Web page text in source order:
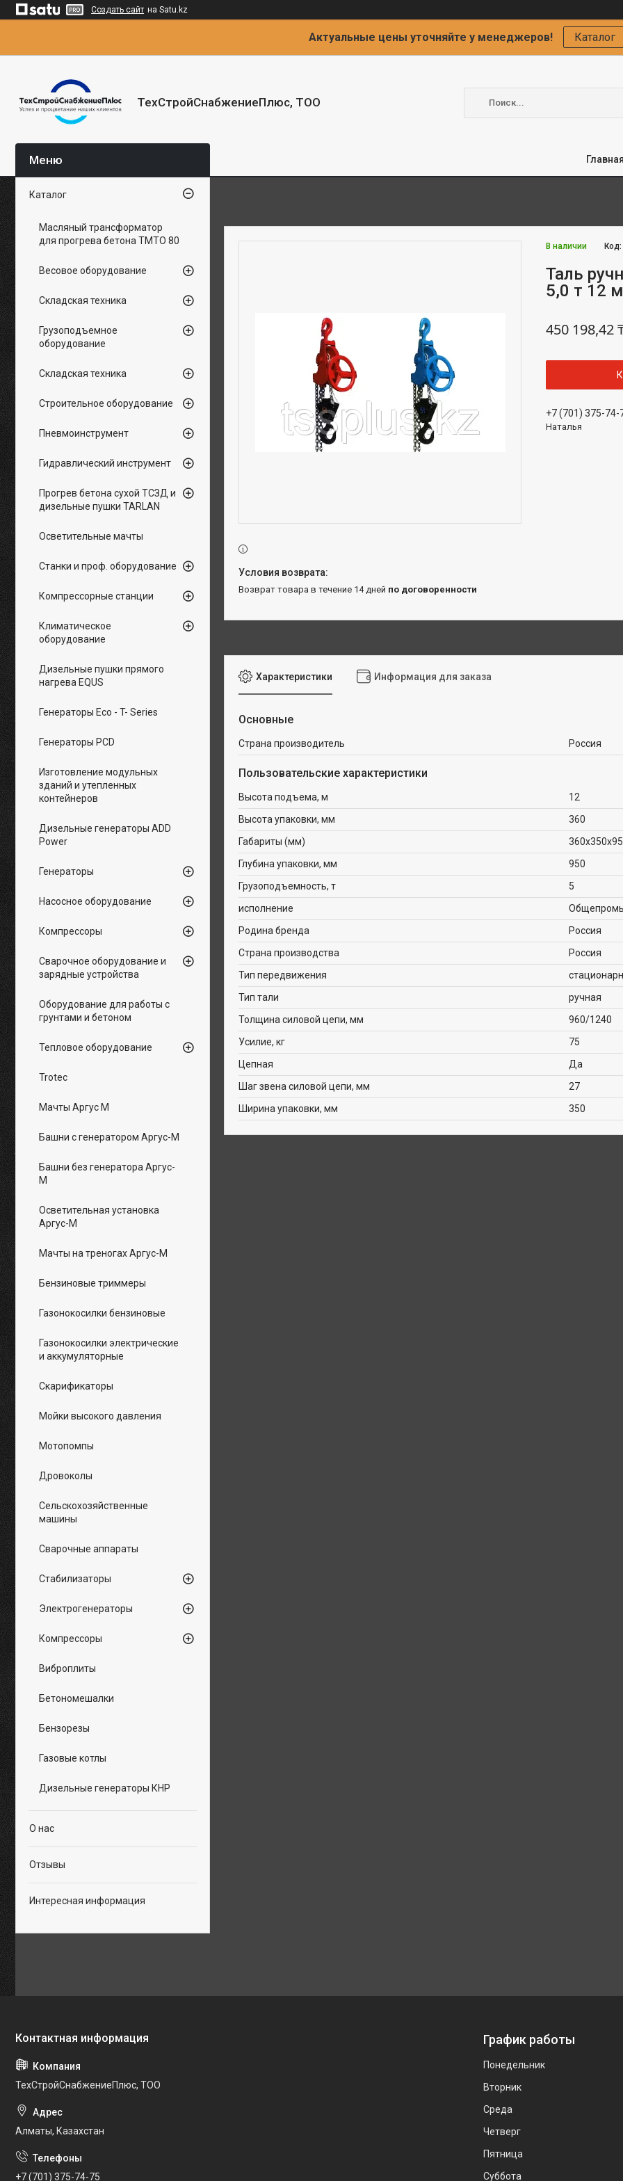
Создать сайт на Satu.kz
Актуальные цены уточняйте у менеджеров! Каталог
ТехСтройСнабжениеПлюс, ТОО
В наличии
Таль
5,0 т 12
450 198,42
+7 (701) 375-74-
Наталья
возврат товара в течение 14 дней по договоренности
Характеристики Информация для заказа
Основные
Страна производитель Россия
Пользовательские характеристики
Высота подъема, м
12
Высота упаковки, мм
360
Габариты (мм)
Глубина упаковки, мм
950
Грузоподъемность, т
5
исполнение
Родина бренда
Россия
Страна производства
Россия
Тип передвижения
Тип тали
ручная
Толщина силовой цепи, мм
960/1240
Усилие, кг
75
Цепная
Да
Шаг звена силовой цепи, мм
27
Ширина упаковки, мм
350
Каталог
Масляный трансформатор
для прогрева бетона ТМТО 80
Весовое оборудование
Складская техника
Грузоподъемное
оборудование
Складская техника
Строительное оборудование
Пневмоинструмент
Гидравлический инструмент
Прогрев бетона сухой ТСЗД и
дизельные пушки TARLAN
Осветительные мачты
Станки и проф. оборудование
Компрессорные станции
Климатическое
оборудование
Дизельные пушки прямого
нагрева EQUS
Генераторы Eco - T- Series
Генераторы PCD
Изготовление модульных
зданий и утепленных
контейнеров
Дизельные генераторы ADD
Power
Генераторы
Насосное оборудование
Компрессоры
Сварочное оборудование и
зарядные устройства
Оборудование для работы с
грунтами и бетоном
Тепловое оборудование
Trotec
Мачты Аргус М
Башни с генератором Аргус-М
Башни без генератора Аргус-
М
Осветительная установка
Аргус-М
Мачты на треногах Аргус-М
Бензиновые триммеры
Газонокосилки бензиновые
Газонокосилки электрические
и аккумуляторные
Скарификаторы
Мойки высокого давления
Мотопомпы
Дровоколы
Сельскохозяйственные
машины
Сварочные аппараты
Стабилизаторы
Электрогенераторы
Компрессоры
Виброплиты
Бетономешалки
Бензорезы
Газовые котлы
Дизельные генераторы КНР
О нас
Отзывы
Интересная информация
ТехСтройСнабжениеПлюс, ТОО
Алматы, Казахстан
+7 (701) 375-74-75
График работы
Понедельник
Вторник
Среда
Четверг
Пятница
Суббота